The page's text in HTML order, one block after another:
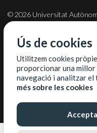
© 2026 Universitat
COL·LABORADORS
Ús de cookies
Utilitzem cookies
proporcionar una millor
navegació i analitzar el
més sobre les cookies